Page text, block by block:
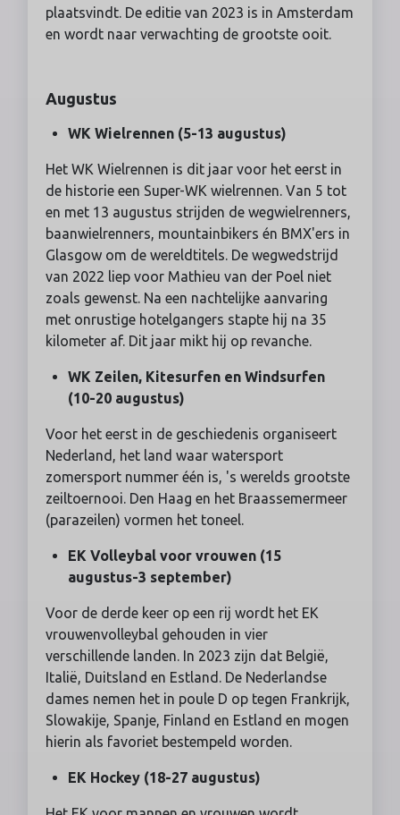
plaatsvindt. De editie van 2023 is in Amsterdam
en wordt naar verwachting de grootste ooit.
Augustus
WK Wielrennen (5-13 augustus)
Het WK Wielrennen is dit jaar voor het eerst in
de historie een Super-WK wielrennen. Van 5 tot
en met 13 augustus strijden de wegwielrenners,
baanwielrenners, mountainbikers én BMX'ers in
Glasgow om de wereldtitels. De wegwedstrijd
van 2022 liep voor Mathieu van der Poel niet
zoals gewenst. Na een nachtelijke aanvaring
met onrustige hotelgangers stapte hij na 35
kilometer af. Dit jaar mikt hij op revanche.
WK Zeilen, Kitesurfen en Windsurfen
(10-20 augustus)
Voor het eerst in de geschiedenis organiseert
Nederland, het land waar watersport
zomersport nummer één is, 's werelds grootste
zeiltoernooi. Den Haag en het Braassemermeer
(parazeilen) vormen het toneel.
EK Volleybal voor vrouwen (15
augustus-3 september)
Voor de derde keer op een rij wordt het EK
vrouwenvolleybal gehouden in vier
verschillende landen. In 2023 zijn dat België,
Italië, Duitsland en Estland. De Nederlandse
dames nemen het in poule D op tegen Frankrijk,
Slowakije, Spanje, Finland en Estland en mogen
hierin als favoriet bestempeld worden.
EK Hockey (18-27 augustus)